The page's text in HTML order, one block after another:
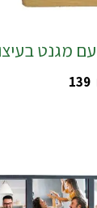
מגנט
‎139